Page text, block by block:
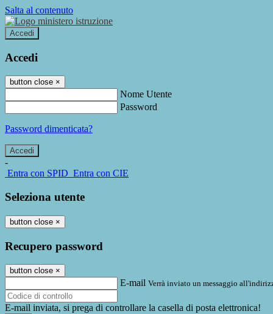
Salta al contenuto
Accedi
Accedi
button close ×
Nome Utente
Password
Password dimenticata?
-
Entra con SPID Entra con CIE
Seleziona utente
button close ×
Recupero password
button close ×
E-mail Verrà inviato un messaggio
E-mail inviata, si prega di controllare la casella di posta elettronica!